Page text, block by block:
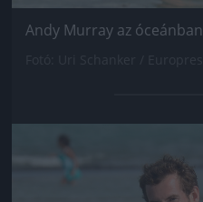
Andy Murray az óceánban